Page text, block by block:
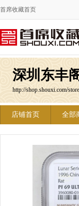
首席收藏首页
深圳东丰
http://shop.shouxi.com/
店铺首页 全部